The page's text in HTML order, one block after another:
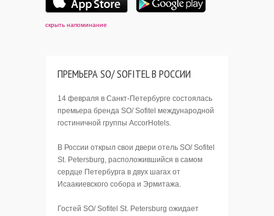
КОНТАКТЫ
скрыть напоминание
ПРЕМЬЕРА SO/ SOFITEL В РОССИИ
14 февраля в Санкт-Петербурге состоялась
премьера бренда SO/ Sofitel международной
гостиничной группы AccorHotels.
В России открыл свои двери отель SO/ Sofitel
St. Petersburg, расположившийся в самом
сердце Петербурга в двух шагах от
Исаакиевского собора и Эрмитажа.
Гостей SO/ Sofitel St. Petersburg ожидает